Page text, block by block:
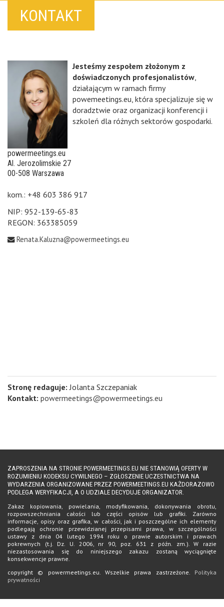
KONTAKT
Jesteśmy zespołem złożonym z
doświadczonych profesjonalistów,
działającym w ramach firmy
powemeetings.eu, która specjalizuje się w
doradztwie oraz organizacji konferencji i
szkoleń dla różnych sektorów gospodarki.
powermeetings.eu
Al. Jerozolimskie 27
00-508 Warszawa
kom.: +48 603 386 917
NIP: 952-139-65-83
REGON: 363385059
Renata.Kaluzna@powermeetings.eu
Stronę redaguje: Jolanta Szczepaniak
Kontakt: powermeetings@powermeetings.eu
ZAPROSZENIA NA STRONIE POWERMEETINGS.EU NIE STANOWIĄ OFERTY W
ROZUMIENIU KODEKSU CYWILNEGO – ZGŁOSZENIE UCZESTNICTWA NA
WYDARZENIA ORGANIZOWANE PRZEZ POWERMEETINGS.EU KAŻDORAZOWO
PODLEGA WERYFIKACJI, A O UDZIALE DECYDUJE ORGANIZATOR.
Zakaz kopiowania, powielania, modyfikowania, dokonywania obrotu,
rozpowszechniania całości lub części opisów lub grafiki. Zarówno
informacje, opisy oraz grafika, w całości, jak i poszczególne ich elementy
podlegają ochronie przewidzianej przepisami prawa, w szczególności
ustawy z dnia 04 lutego 1994 roku o prawie autorskim i prawach
pokrewnych (t.j. Dz. U. 2006, nr 90, poz. 631 z późn. zm.). W razie
niezastosowania się do niniejszego zakazu zostaną wyciągnięte
konsekwencje prawne.
copyright © powermeetings.eu. Wszelkie prawa zastrzeżone. Polityka
prywatności